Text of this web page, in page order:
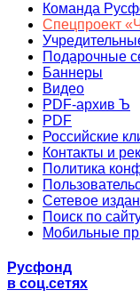
Команда
Спецпроект
Подарочные
Баннеры
Видео
PDF-архив Ъ
PDF
Российские
Контакты и
Политика
Сетевое
Поиск по
Мобильные
Русфонд
в соц.сетях